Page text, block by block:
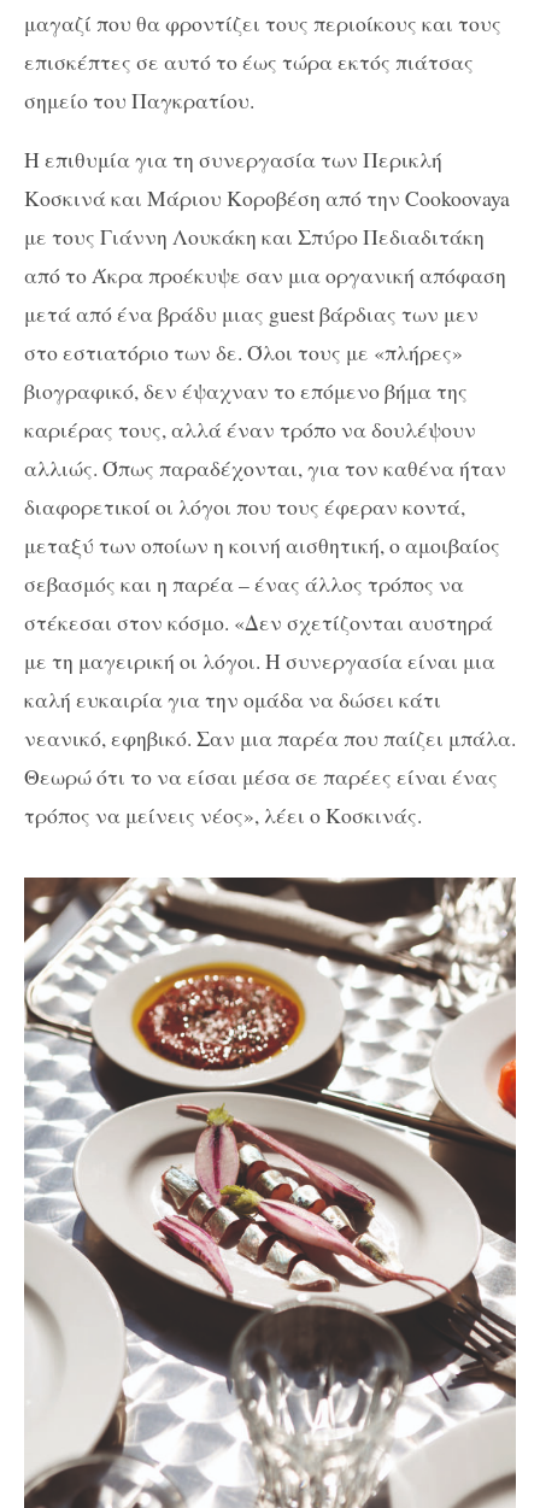
μαγαζί που θα φροντίζει τους περιοίκους και τους
επισκέπτες σε αυτό το έως τώρα εκτός πιάτσας
σημείο του Παγκρατίου.
Η επιθυμία για τη συνεργασία των Περικλή
Κοσκινά και Μάριου Κοροβέση από την Cookoovaya
με τους Γιάννη Λουκάκη και Σπύρο Πεδιαδιτάκη
από το Άκρα προέκυψε σαν μια οργανική απόφαση
μετά από ένα βράδυ μιας guestβάρδιας των μεν
στο εστιατόριο των δε. Όλοι τους με «πλήρες»
βιογραφικό, δεν έψαχναν το επόμενο βήμα της
καριέρας τους, αλλά έναν τρόπο να δουλέψουν
αλλιώς. Όπως παραδέχονται, για τον καθένα ήταν
διαφορετικοί οι λόγοι που τους έφεραν κοντά,
μεταξύ των οποίων η κοινή αισθητική, ο αμοιβαίος
σεβασμός και η παρέα – ένας άλλος τρόπος να
στέκεσαι στον κόσμο. «Δεν σχετίζονται αυστηρά
με τη μαγειρική οι λόγοι. Η συνεργασία είναι μια
καλή ευκαιρία για την ομάδα να δώσει κάτι
νεανικό, εφηβικό. Σαν μια παρέα που παίζει μπάλα.
Θεωρώ ότι το να είσαι μέσα σε παρέες είναι ένας
τρόπος να μείνεις νέος», λέει ο Κοσκινάς.